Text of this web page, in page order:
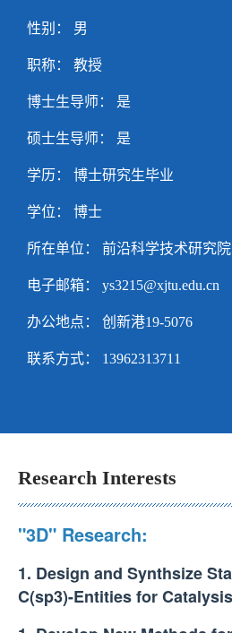
性别： 男
职称： 教授
博士生导师： 是
硕士生导师： 是
学历： 博士研究生毕业
学位： 博士
所在单位： 前沿科学技术研究院
电子邮箱： ys3215@xjtu.edu.cn
办公地点： 创新港19-5076
联系方式： 13962313711
Research Interests